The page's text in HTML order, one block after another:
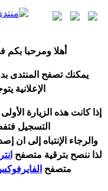
هلا ومرحبا بكم
يمكنك تصفح المنتدى
الإعلانية
إذا كانت هذه الزيارة
التسجيل
والرجاء الإنتباه إلى ان
لذا ننصح بترقية متصفح
متصفح